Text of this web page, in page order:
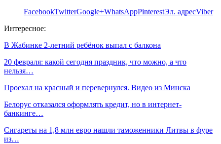
FacebookTwitterGoogle+WhatsAppPinterestЭл. адресViber
Интересное:
В Жабинке 2-летний ребёнок выпал с балкона
20 февраля: какой сегодня праздник, что можно, а что
нельзя…
Проехал на красный и перевернулся. Видео из Минска
Белорус отказался оформлять кредит, но в интернет-
банкинге…
Сигареты на 1,8 млн евро нашли таможенники Литвы в фуре
из…